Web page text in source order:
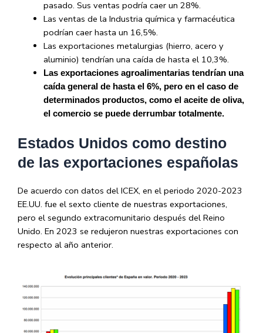
pasado. Sus ventas podría caer un 28%.
Las ventas de la Industria química y farmacéutica
podrían caer hasta un 16,5%.
Las exportaciones metalurgias (hierro, acero y
aluminio) tendrían una caída de hasta el 10,3%.
Las exportaciones agroalimentarias tendrían una
caída general de hasta el 6%, pero en el caso de
determinados productos, como el aceite de oliva,
el comercio se puede derrumbar totalmente.
Estados Unidos como destino
de las exportaciones españolas
De acuerdo con datos del ICEX, en el periodo 2020-2023
EE.UU. fue el sexto cliente de nuestras exportaciones,
pero el segundo extracomunitario después del Reino
Unido. En 2023 se redujeron nuestras exportaciones con
respecto al año anterior.